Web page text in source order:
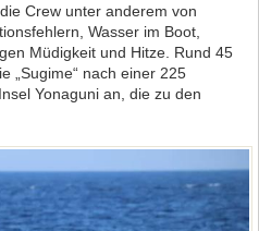
Crew unter anderem von
Wasser im Boot,
Müdigkeit und Hitze. Rund 45
„Sugime“ nach einer 225
Yonaguni an, die zu den